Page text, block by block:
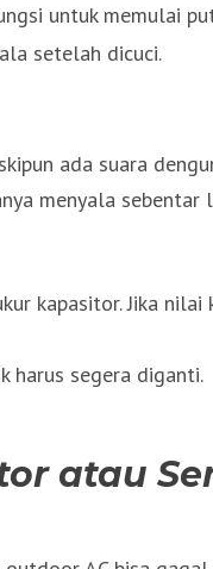
untuk memulai
setelah dicuci.
ada suara
menyala sebentar
kapasitor. Jika
harus segera diganti.
atau